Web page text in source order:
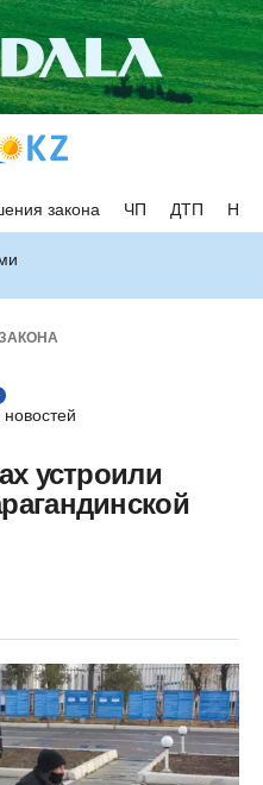
закона ЧП ДТП
устроили